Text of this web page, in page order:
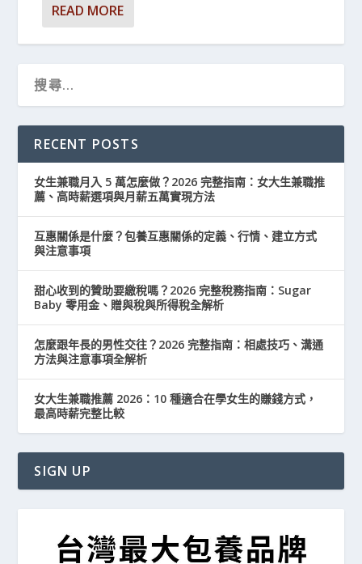
READ MORE
RECENT POSTS
女生兼職月入 5 萬怎麼做？2026 完整指南：女大生兼職推
薦、高時薪選項與月薪五萬實現方法
互惠關係是什麼？包養互惠關係的定義、行情、建立方式
與注意事項
甜心收到的贊助要繳稅嗎？2026 完整稅務指南：Sugar
Baby 零用金、贈與稅與所得稅全解析
怎麼跟年長的男性交往？2026 完整指南：相處技巧、溝通
方法與注意事項全解析
女大生兼職推薦 2026：10 種適合在學女生的賺錢方式，
最高時薪完整比較
SIGN UP